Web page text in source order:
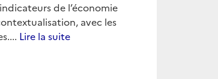
de l’économie
avec les
Lire la suite